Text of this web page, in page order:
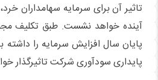
تاثیر آن برای سرمایه سهامداران
آینده خواهد نشست. طبق تکلیف
پایان سال افزایش سرمایه را داشته
پایداری سودآوری شرکت تاثیرگذار